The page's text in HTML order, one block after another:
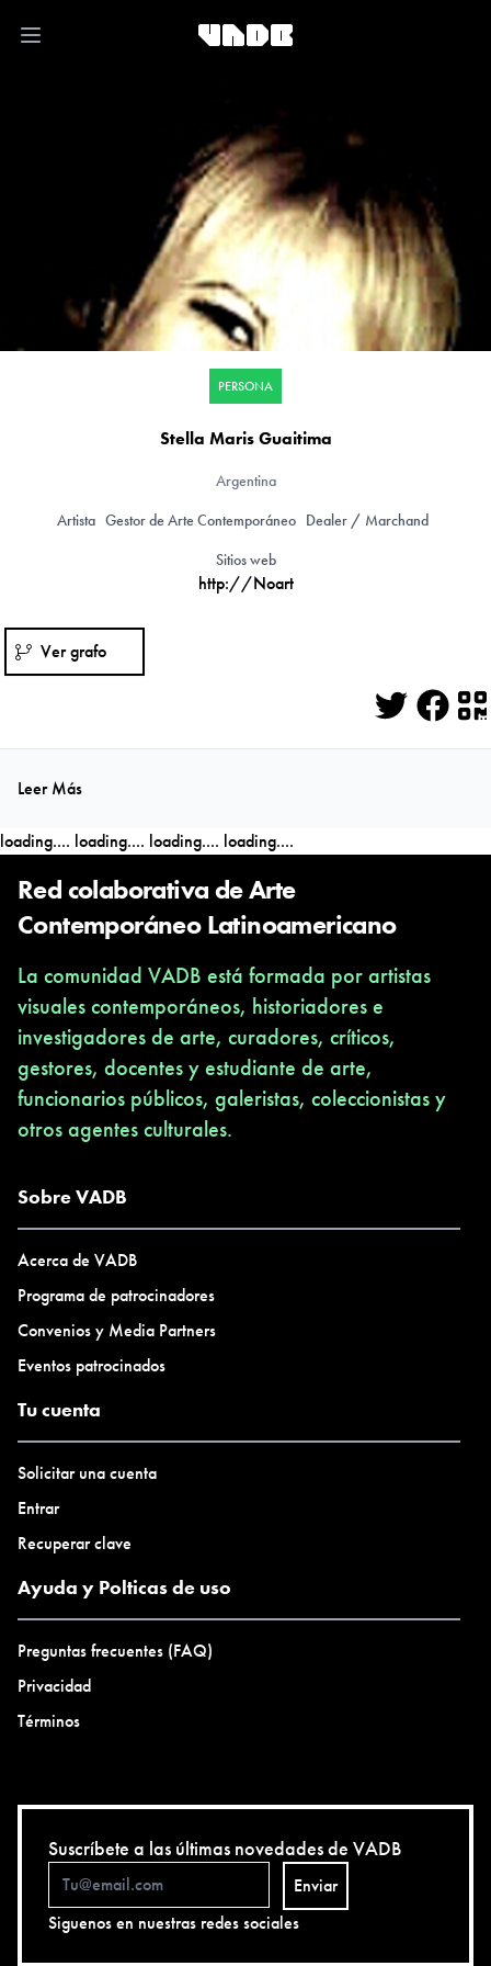
Open main menu
PERSONA
Stella Maris Guaitima
Argentina
Artista Gestor de Arte Contemporáneo Dealer / Marchand
Sitios web
http://Noart
Ver grafo
Twitter
Leer Más
loading.... loading.... loading.... loading....
Red colaborativa de Arte
Contemporáneo Latinoamericano
La comunidad VADB está formada por artistas
visuales contemporáneos, historiadores e
investigadores de arte, curadores, críticos,
gestores, docentes y estudiante de arte,
funcionarios públicos, galeristas, coleccionistas y
otros agentes culturales.
Sobre VADB
Acerca de VADB
Programa de patrocinadores
Convenios y Media Partners
Eventos patrocinados
Tu cuenta
Solicitar una cuenta
Entrar
Recuperar clave
Ayuda y Polticas de uso
Preguntas frecuentes (FAQ)
Privacidad
Términos
Suscríbete a las últimas novedades de VADB
Enviar
Siguenos en nuestras redes sociales